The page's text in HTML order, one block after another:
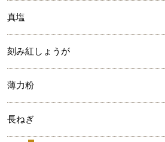
真塩
刻み紅しょうが
薄力粉
長ねぎ